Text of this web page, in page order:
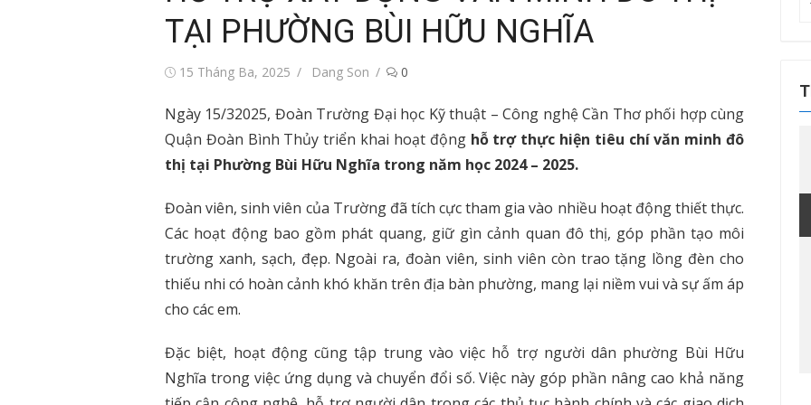
TẠI PHƯỜNG BÙI HỮU NGHĨA
Đăng15 Tháng Ba, 2025
Tác
Dang Son 0
Ngày 15/32025, Đoàn Trường Đại học Kỹ thuật – Công nghệ Cần Thơ phối hợp cùng
Quận Đoàn Bình Thủy triển khai hoạt động hỗ trợ thực hiện tiêu chí văn minh đô
thị tại Phường Bùi Hữu Nghĩa trong năm học 2024 – 2025.
Đoàn viên, sinh viên của Trường đã tích cực tham gia vào nhiều hoạt động thiết thực.
Các hoạt động bao gồm phát quang, giữ gìn cảnh quan đô thị, góp phần tạo môi
trường xanh, sạch, đẹp. Ngoài ra, đoàn viên, sinh viên còn trao tặng lồng đèn cho
thiếu nhi có hoàn cảnh khó khăn trên địa bàn phường, mang lại niềm vui và sự ấm áp
cho các em.
Đặc biệt, hoạt động cũng tập trung vào việc hỗ trợ người dân phường Bùi Hữu
Nghĩa trong việc ứng dụng và chuyển đổi số. Việc này góp phần nâng cao khả năng